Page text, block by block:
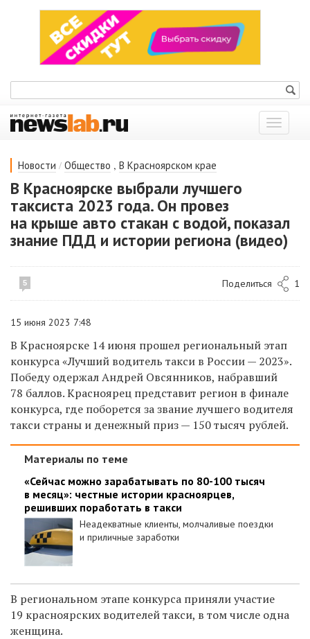
Показать
меню
Новости / Общество , В Красноярском крае
В Красноярске выбрали лучшего
таксиста 2023 года. Он провез
на крыше авто стакан с водой, показал
знание ПДД и истории региона (видео)
5 Поделиться 1
15 июня 2023 7:48
В Красноярске 14 июня прошел региональный этап
конкурса «Лучший водитель такси в России — 2023».
Победу одержал Андрей Овсянников, набравший
78 баллов. Красноярец представит регион в финале
конкурса, где поборется за звание лучшего водителя
такси страны и денежный приз — 150 тысяч рублей.
Материалы по теме
«Сейчас можно зарабатывать по 80-100 тысяч
в месяц»: честные истории красноярцев,
решивших поработать в такси
Неадекватные клиенты, молчаливые поездки
и приличные заработки
В региональном этапе конкурса приняли участие
19 красноярских водителей такси, в том числе одна
женщина.